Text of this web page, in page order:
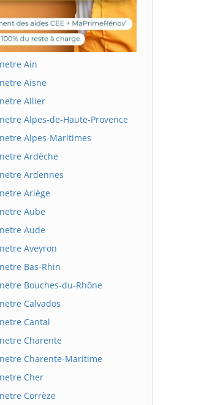
Ain
Aisne
Allier
Alpes-de-Haute-Provence
Alpes-Maritimes
Ardèche
Ardennes
Ariège
Aube
Aude
Aveyron
Bas-Rhin
Bouches-du-Rhône
Calvados
Cantal
Charente
Charente-Maritime
Cher
Corrèze